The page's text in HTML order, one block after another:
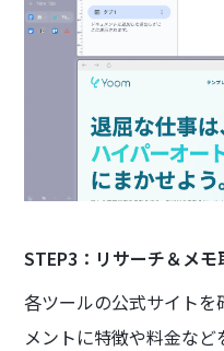
STEP3：リサーチ＆メモ
各ツールの公式サイト
メントに特徴や料金など